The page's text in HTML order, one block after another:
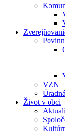
VZN
Život v obci